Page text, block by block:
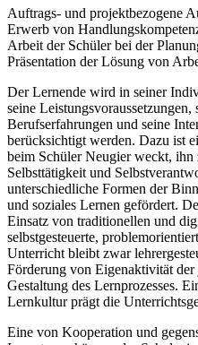
Auftrags- und projektbezogene
Erwerb von
Arbeit der Schüler bei der
Präsentation der Lösung von
Der Lernende wird in seiner
seine Leistungsvoraussetzungen,
Berufserfahrungen und seine
berücksichtigt werden. Dazu ist
beim Schüler Neugier weckt,
Selbsttätigkeit und
unterschiedliche Formen der
und soziales Lernen gefördert.
Einsatz von traditionellen und
selbstgesteuerte,
Unterricht bleibt zwar
Förderung von Eigenaktivität
Gestaltung des Lernprozesses.
Lernkultur prägt die
Eine von Kooperation und